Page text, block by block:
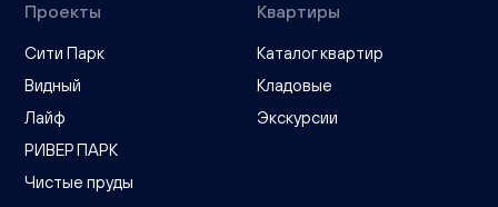
Проекты
Сити Парк
Видный
Лайф
РИВЕР ПАРК
Чистые пруды
Квартиры
Каталог квартир
Кладовые
Экскурсии